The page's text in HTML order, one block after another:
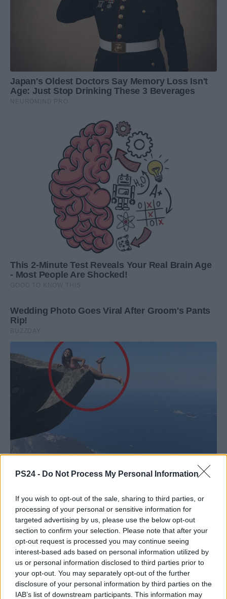
PS24 - Do Not Process My Personal Information
If you wish to opt-out of the sale, sharing to third parties, or
processing of your personal or sensitive information for
targeted advertising by us, please use the below opt-out
section to confirm your selection. Please note that after your
opt-out request is processed you may continue seeing
interest-based ads based on personal information utilized by
us or personal information disclosed to third parties prior to
your opt-out. You may separately opt-out of the further
disclosure of your personal information by third parties on the
IAB’s list of downstream participants. This information may